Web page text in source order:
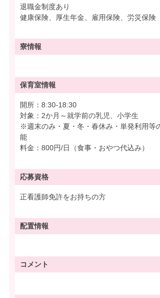
退職金制度あり
健康保険、厚生年金、雇用保険、労災保険
寮情報
保育室情報
開所：8:30-18:30
対象：2か月～就学前の乳児、小学生
※週末のみ・夏・冬・春休み・単発利用等
能
料金：800円/日（食事・おやつ代込み）
応募資格
正看護師免許をお持ちの方
配置情報
コメント